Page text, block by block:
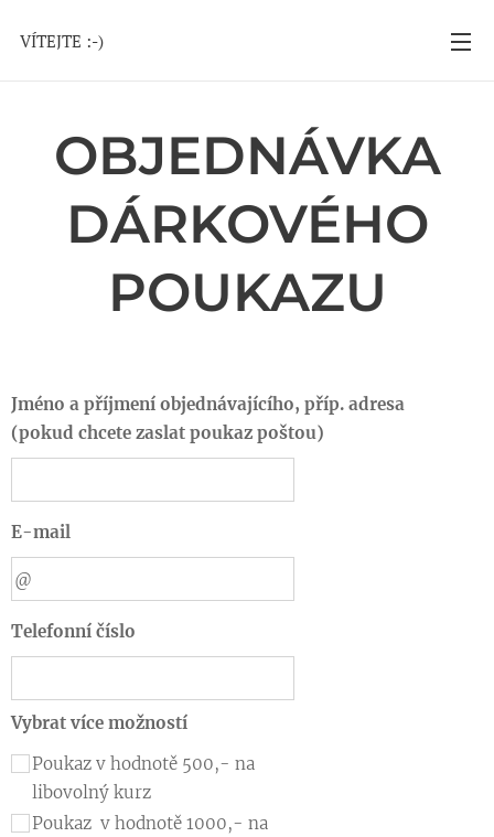
VÍTEJTE :-)
OBJEDNÁVKA
DÁRKOVÉHO
POUKAZU
Jméno a příjmení objednávajícího, příp. adresa
(pokud chcete zaslat poukaz poštou)
E-mail
Telefonní číslo
Vybrat více možností
Poukaz v hodnotě 500,- na
libovolný kurz
Poukaz v hodnotě 1000,- na